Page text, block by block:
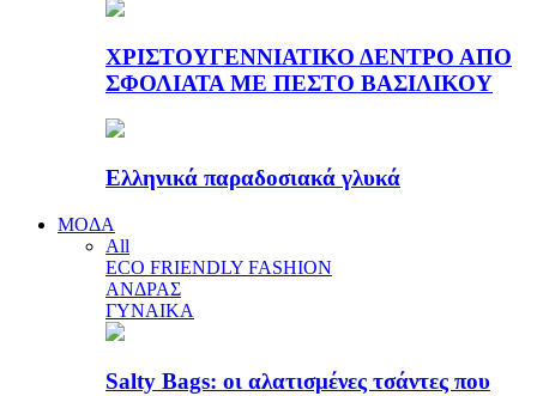
ΧΡΙΣΤΟΥΓΕΝΝΙΑΤΙΚΟ ΔΕΝΤΡΟ ΑΠΟ
ΣΦΟΛΙΑΤΑ ΜΕ ΠΕΣΤΟ ΒΑΣΙΛΙΚΟΥ
Ελληνικά παραδοσιακά γλυκά
ΜΟΔΑ
All
ECO FRIENDLY FASHION
ΑΝΔΡΑΣ
ΓΥΝΑΙΚΑ
Salty Bags: οι αλατισμένες τσάντες που